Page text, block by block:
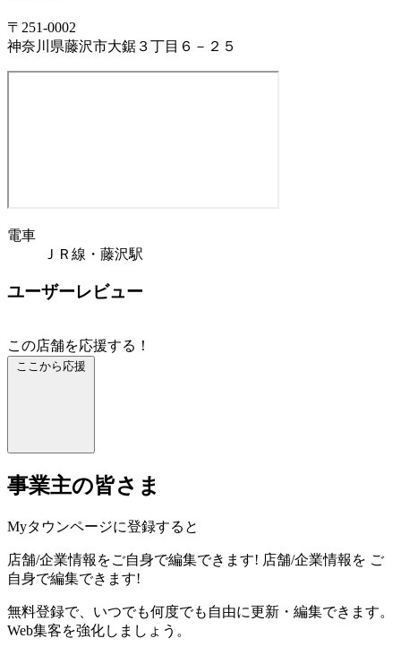
〒251-0002
神奈川県藤沢市大鋸３丁目６－２５
電車
ＪＲ線・藤沢駅
ユーザーレビュー
この店舗を応援する！
ここから応援
事業主の皆さま
Myタウンページに登録すると
店舗/企業情報をご自身で編集できます! 店舗/企業情報を ご
自身で編集できます!
無料登録で、いつでも何度でも自由に更新・編集できます。
Web集客を強化しましょう。